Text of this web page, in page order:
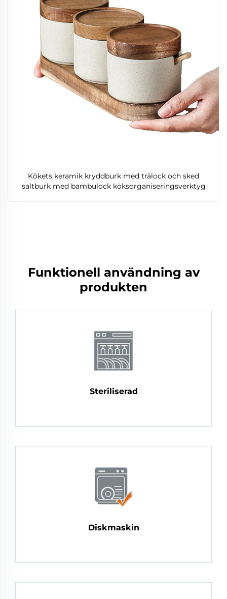
Kökets keramik kryddburk med trälock och sked
saltburk med bambulock köksorganiseringsverktyg
Funktionell användning av
produkten
Steriliserad
Diskmaskin